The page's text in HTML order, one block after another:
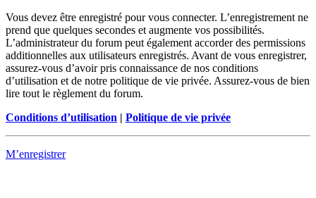
Vous devez être enregistré pour vous connecter. L’enregistrement ne
prend que quelques secondes et augmente vos possibilités.
L’administrateur du forum peut également accorder des permissions
additionnelles aux utilisateurs enregistrés. Avant de vous enregistrer,
assurez-vous d’avoir pris connaissance de nos conditions
d’utilisation et de notre politique de vie privée. Assurez-vous de bien
lire tout le règlement du forum.
Conditions d’utilisation | Politique de vie privée
M’enregistrer